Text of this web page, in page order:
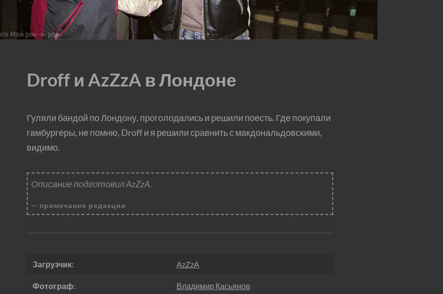
Droff и AzZzA в Лондоне
Гуляли бандой по Лондону, проголодались и решили поесть. Где покупали
гамбургеры, не помню, Droff и я решили сравнить с макдональдовскими,
видимо.
Описание подготовил AzZzA.
примечание редакции
Загрузчик: AzZzA
Фотограф: Владимир Касьянов